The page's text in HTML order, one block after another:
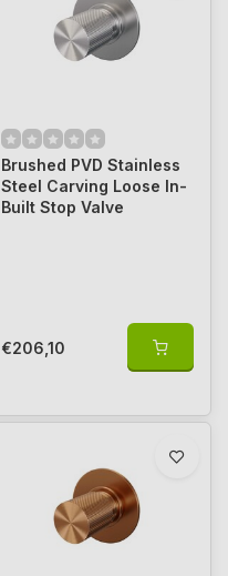
Brushed PVD Stainless
Steel Carving Loose In-
Built Stop Valve
€206,10